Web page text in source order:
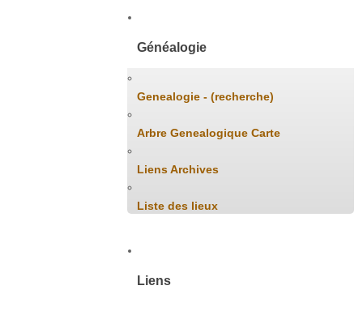
Généalogie
Genealogie - (recherche)
Arbre Genealogique Carte
Liens Archives
Liste des lieux
Liens